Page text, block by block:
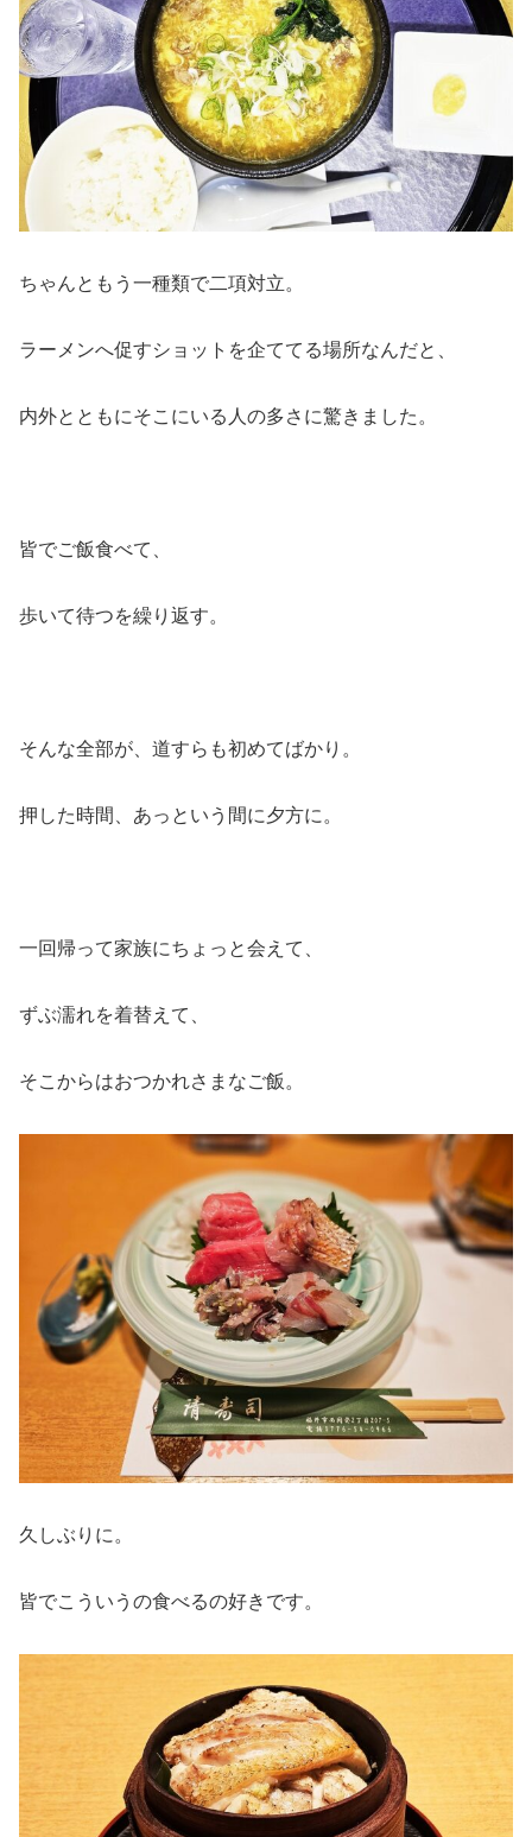
ちゃんともう一種類で二項対立。
ラーメンへ促すショットを企ててる場所なんだと、
内外とともにそこにいる人の多さに驚きました。
皆でご飯食べて、
歩いて待つを繰り返す。
そんな全部が、道すらも初めてばかり。
押した時間、あっという間に夕方に。
一回帰って家族にちょっと会えて、
ずぶ濡れを着替えて、
そこからはおつかれさまなご飯。
久しぶりに。
皆でこういうの食べるの好きです。